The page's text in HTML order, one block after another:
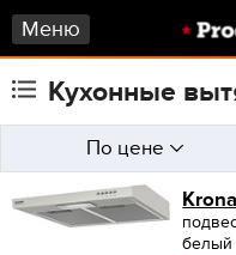
Меню
Кухонные
По цене
белый